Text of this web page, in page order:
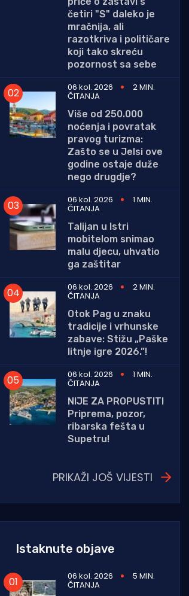
četiri "S" daleko je
mračnija, ali
razotkriva i političare
koji tako skreću
pozornost sa sebe
06 kol. 2026
2 MIN.
ČITANJA
Više od 250.000
noćenja i povratak
pravog turizma:
Zašto se u Jelsi ove
godine ostaje duže
nego drugdje?
06 kol. 2026
1 MIN.
ČITANJA
Talijan u Istri
mobitelom snimao
malu djecu, uhvatio
ga zaštitar
06 kol. 2026
2 MIN.
ČITANJA
Otok Pag u znaku
tradicije i vrhunske
zabave: Stižu „Paške
litnje igre 2026.”!
06 kol. 2026
1 MIN.
ČITANJA
NIJE ZA PROPUSTITI
Priprema, pozor,
ribarska fešta u
Supetru!
PRIKAŽI JOŠ VIJESTI
Istaknute objave
06 kol. 2026 5 MIN.
ČITANJA